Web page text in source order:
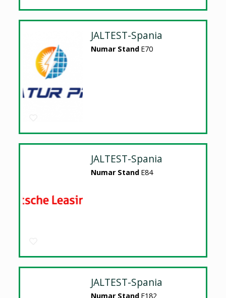
JALTEST-Spania
Numar Stand E70
JALTEST-Spania
Numar Stand E84
JALTEST-Spania
Numar Stand E182